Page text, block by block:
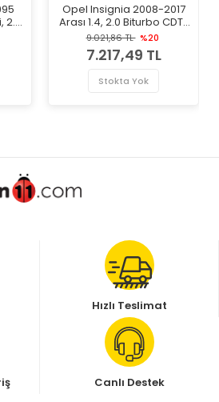
2.0
Opel Insignia 2008-2017
Arası 1.4, 2.0 Biturbo CDTI,
2.0 Biturbo CDTI 4x4
Delphi Marka Ön Havalı
Fren Diski
9.021,86 TL %20
7.217,49 TL
Stokta Yok
Hızlı Teslimat
Canlı Destek